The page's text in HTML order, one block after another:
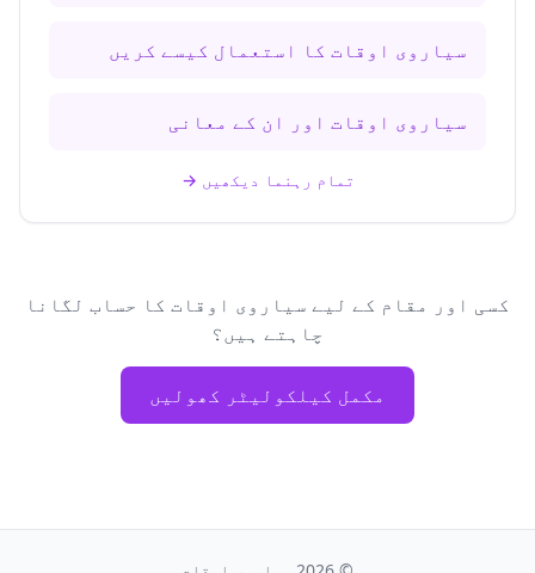
سیاروی اوقات کا استعمال کیسے کریں
سیاروی اوقات اور ان کے معانی
تمام رہنما دیکھیں →
کسی اور مقام کے لیے سیاروی اوقات کا حساب لگانا
چاہتے ہیں؟
مکمل کیلکولیٹر کھولیں